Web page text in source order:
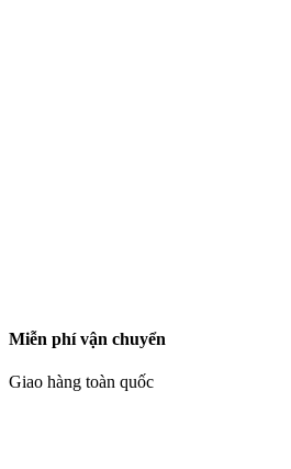
Miễn phí vận chuyển
Giao hàng toàn quốc